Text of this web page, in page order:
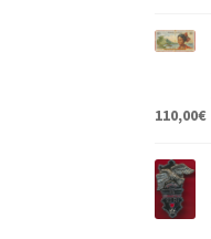
110,00€